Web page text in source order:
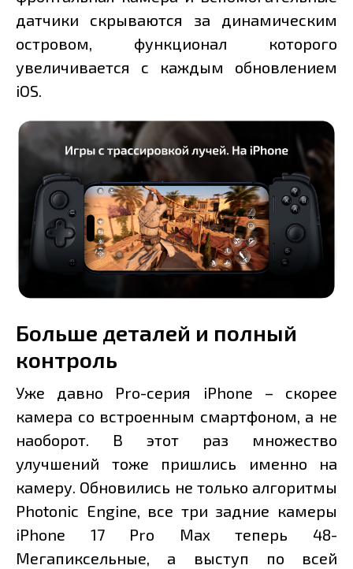
датчики скрываются за динамическим
островом, функционал которого
увеличивается с каждым обновлением
iOS.
Больше деталей и полный
контроль
Уже давно Pro-серия iPhone – скорее
камера со встроенным смартфоном, а не
наоборот. В этот раз множество
улучшений тоже пришлись именно на
камеру. Обновились не только алгоритмы
Photonic Engine, все три задние камеры
iPhone 17 Pro Max теперь 48-
Мегапиксельные, а выступ по всей